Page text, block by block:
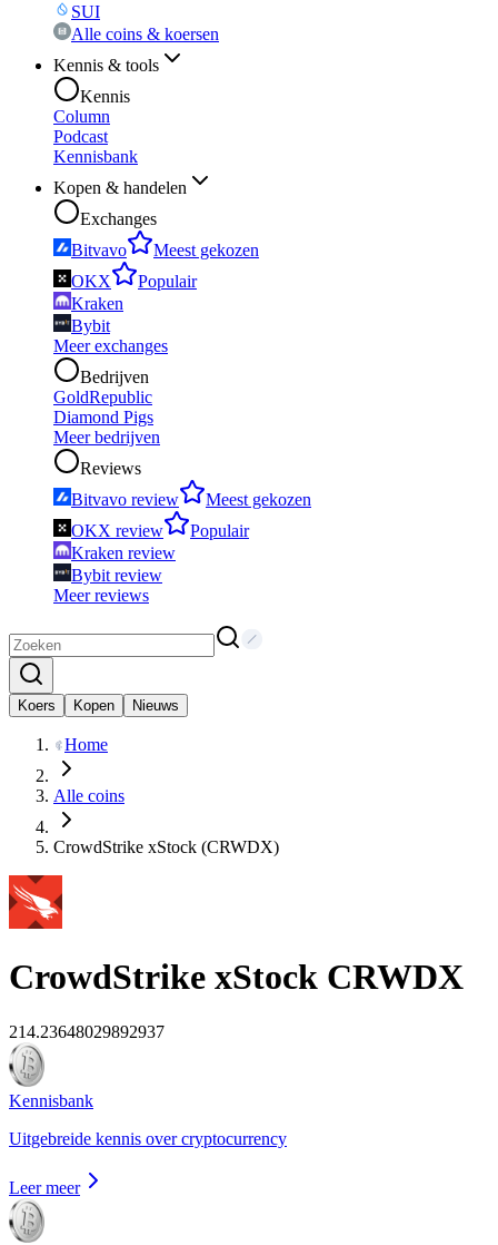
SUI
Alle coins & koersen
Kennis & tools
Kennis
Column
Podcast
Kennisbank
Kopen & handelen
Exchanges
Bitvavo
Meest gekozen
OKX
Populair
Kraken
Bybit
Meer exchanges
Bedrijven
GoldRepublic
Diamond Pigs
Meer bedrijven
Reviews
Bitvavo review
Meest gekozen
OKX review
Populair
Kraken review
Bybit review
Meer reviews
Koers Kopen Nieuws
Home
Alle coins
CrowdStrike xStock (CRWDX)
CrowdStrike xStock CRWDX
214.23648029892937
Kennisbank
Uitgebreide kennis over cryptocurrency
Leer meer